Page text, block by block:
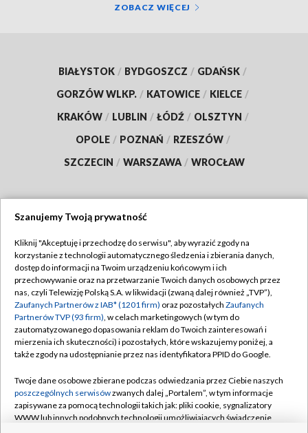
ZOBACZ WIĘCEJ
BIAŁYSTOK / BYDGOSZCZ / GDAŃSK /
GORZÓW WLKP. / KATOWICE / KIELCE /
KRAKÓW / LUBLIN / ŁÓDŹ / OLSZTYN /
OPOLE / POZNAŃ / RZESZÓW /
SZCZECIN / WARSZAWA / WROCŁAW
TVP
Abonament TVP
Emisja w TVP
Centrum informacji TVP
Naziemna Telewizja Cyfrowa
Rada Programowa
System NOS
Regulamin TVP
Polityka prywatności
Moje zgody
Pomoc
Kontakt
Szanujemy Twoją prywatność
Kliknij "Akceptuję i przechodzę do serwisu", aby wyrazić zgody na
korzystanie z technologii automatycznego śledzenia i zbierania danych,
dostęp do informacji na Twoim urządzeniu końcowym i ich
przechowywanie oraz na przetwarzanie Twoich danych osobowych przez
nas, czyli Telewizję Polską S.A. w likwidacji (zwaną dalej również „TVP”),
Zaufanych Partnerów z IAB* (1201 firm) oraz pozostałych Zaufanych
Partnerów TVP (93 firm), w celach marketingowych (w tym do
zautomatyzowanego dopasowania reklam do Twoich zainteresowań i
mierzenia ich skuteczności) i pozostałych, które wskazujemy poniżej, a
także zgody na udostępnianie przez nas identyfikatora PPID do Google.
Twoje dane osobowe zbierane podczas odwiedzania przez Ciebie naszych
poszczególnych serwisówzwanych dalej „Portalem”, w tym informacje
zapisywane za pomocą technologii takich jak: pliki cookie, sygnalizatory
WWW lub innych podobnych technologii umożliwiających świadczenie